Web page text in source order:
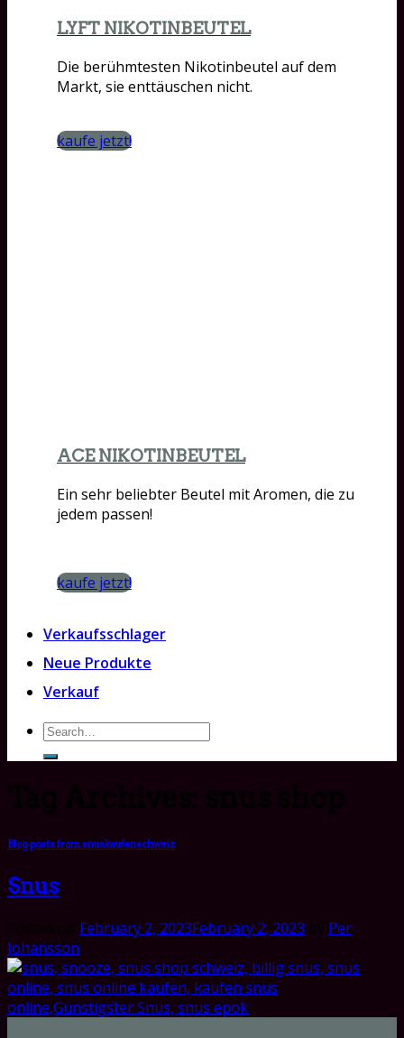
LYFT NIKOTINBEUTEL
Die berühmtesten Nikotinbeutel auf dem
Markt, sie enttäuschen nicht.
kaufe jetzt!
ACE NIKOTINBEUTEL
Ein sehr beliebter Beutel mit Aromen, die zu
jedem passen!
kaufe jetzt!
Verkaufsschlager
Neue Produkte
Verkauf
Search
for:
Blog posts from snuskaufenschweiz
Snus
February 2, 2023February 2, 2023
Per
Johansson